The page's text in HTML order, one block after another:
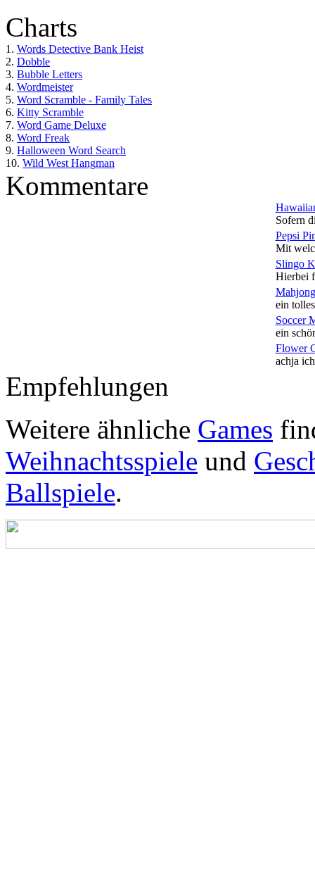
Charts
1. Words Detective Bank Heist
2. Dobble
3. Bubble Letters
4. Wordmeister
5. Word Scramble - Family Tales
6. Kitty Scramble
7. Word Game Deluxe
8. Word Freak
9. Halloween Word Search
10. Wild West Hangman
Kommentare
Sofern
Pepsi
Mit
Slingo
Hierbei
ein
Soccer
ein
Flower
achja
Empfehlungen
Weitere ähnliche Games
Weihnachtsspiele und
Ballspiele.